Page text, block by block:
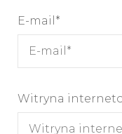
E-mail *
Witryna